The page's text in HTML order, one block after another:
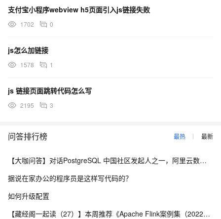
支付宝小程序webview h5页面引入js链接失败
1702 0
js怎么加链接
1578 1
js 链接页面跳转代码怎么写
2195 3
问答排行榜 最热 最新
【大咖问答】对话PostgreSQL 中国社区发起人之一，阿里云数据库高级专家 德哥
据说在家办公的程序员是这样写代码的？
如何升级配置
【藏经阁一起读（27）】本周推荐《Apache Flink案例集（2022版）》，你有哪些心得？